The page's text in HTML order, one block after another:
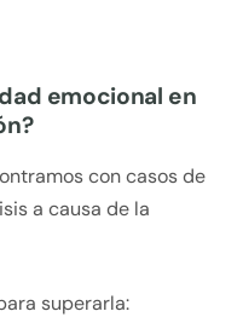
emocional en
con casos de
a causa de la
superarla: